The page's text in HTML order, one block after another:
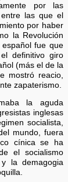
por las
las que el
por haber
la Revolución
fue que
definitivo giro
(más el de la
mostró reacio,
zapaterismo.
la aguda
inglesas
socialista,
mundo, fuera
cínica se ha
el socialismo
la demagogia